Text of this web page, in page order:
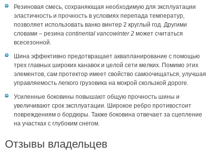
Резиновая смесь, сохраняющая необходимую для эксплуатации
эластичность и прочность в условиях перепада температур,
позволяет использовать ванко винтер 2 круглый год. Другими
словами – резина continental vancowinter 2 может считаться
всесезонной.
Шина эффективно предотвращает аквапланирование с помощью
трех главных широких канавок и целой сети мелких. Помимо этих
элементов, сам протектор имеет свойство самоочищаться, улучшая
управляемость легкого грузовика на мокрой скользкой дороге.
Усиленные боковины повышают общую прочность шины и
увеличивают срок эксплуатации. Широкое ребро противостоит
повреждениям о бордюры. Также боковина отвечает за сцепление
на участках с глубоким снегом.
Отзывы владельцев